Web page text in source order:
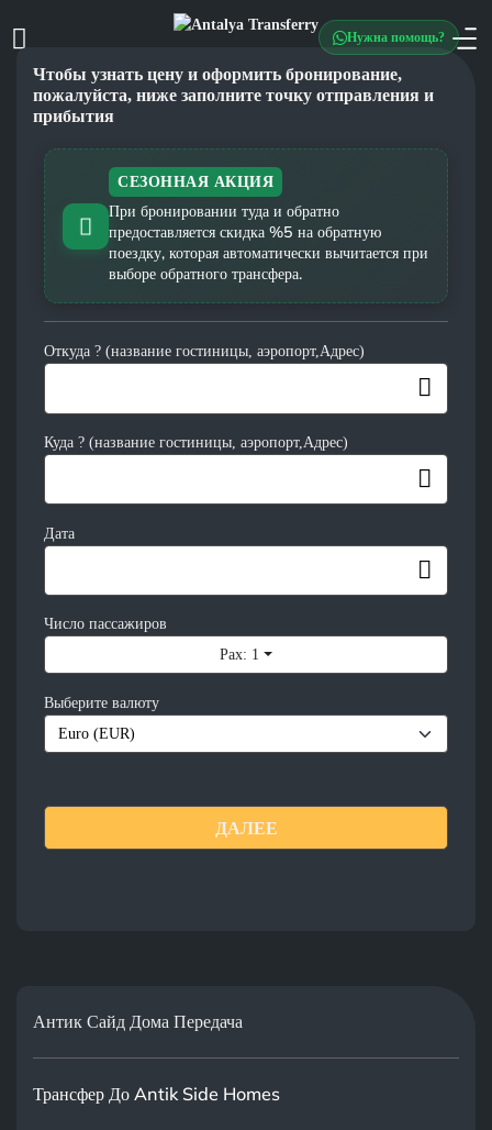
Нужна помощь?
Чтобы узнать цену и оформить бронирование,
пожалуйста, ниже заполните точку отправления и
прибытия
СЕЗОННАЯ АКЦИЯ
При бронировании туда и обратно
предоставляется скидка %5 на обратную
поездку, которая автоматически вычитается при
выборе обратного трансфера.
Откуда ? (название гостиницы, аэропорт,Адрес)
Куда ? (название гостиницы, аэропорт,Адрес)
Дата
Число пассажиров
Pax: 1
Выберите валюту
ДАЛЕЕ
Антик Сайд Дома Передача
Трансфер До Antik Side Homes